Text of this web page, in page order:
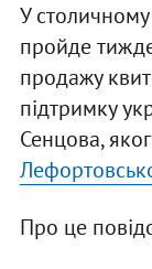
У
пройде
продажу
підтримку
Сенцова,
Про це